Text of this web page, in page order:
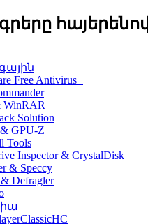
հայերենով
Free Antivirus+
WinRAR
Solution
GPU-Z
Tools
Inspector & CrystalDisk
& Speccy
Defragler